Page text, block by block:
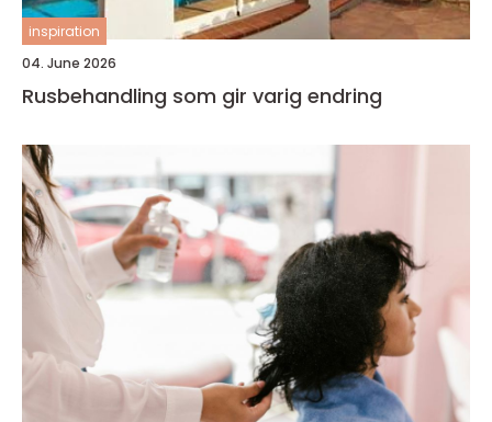
inspiration
04. June 2026
Rusbehandling som gir varig endring